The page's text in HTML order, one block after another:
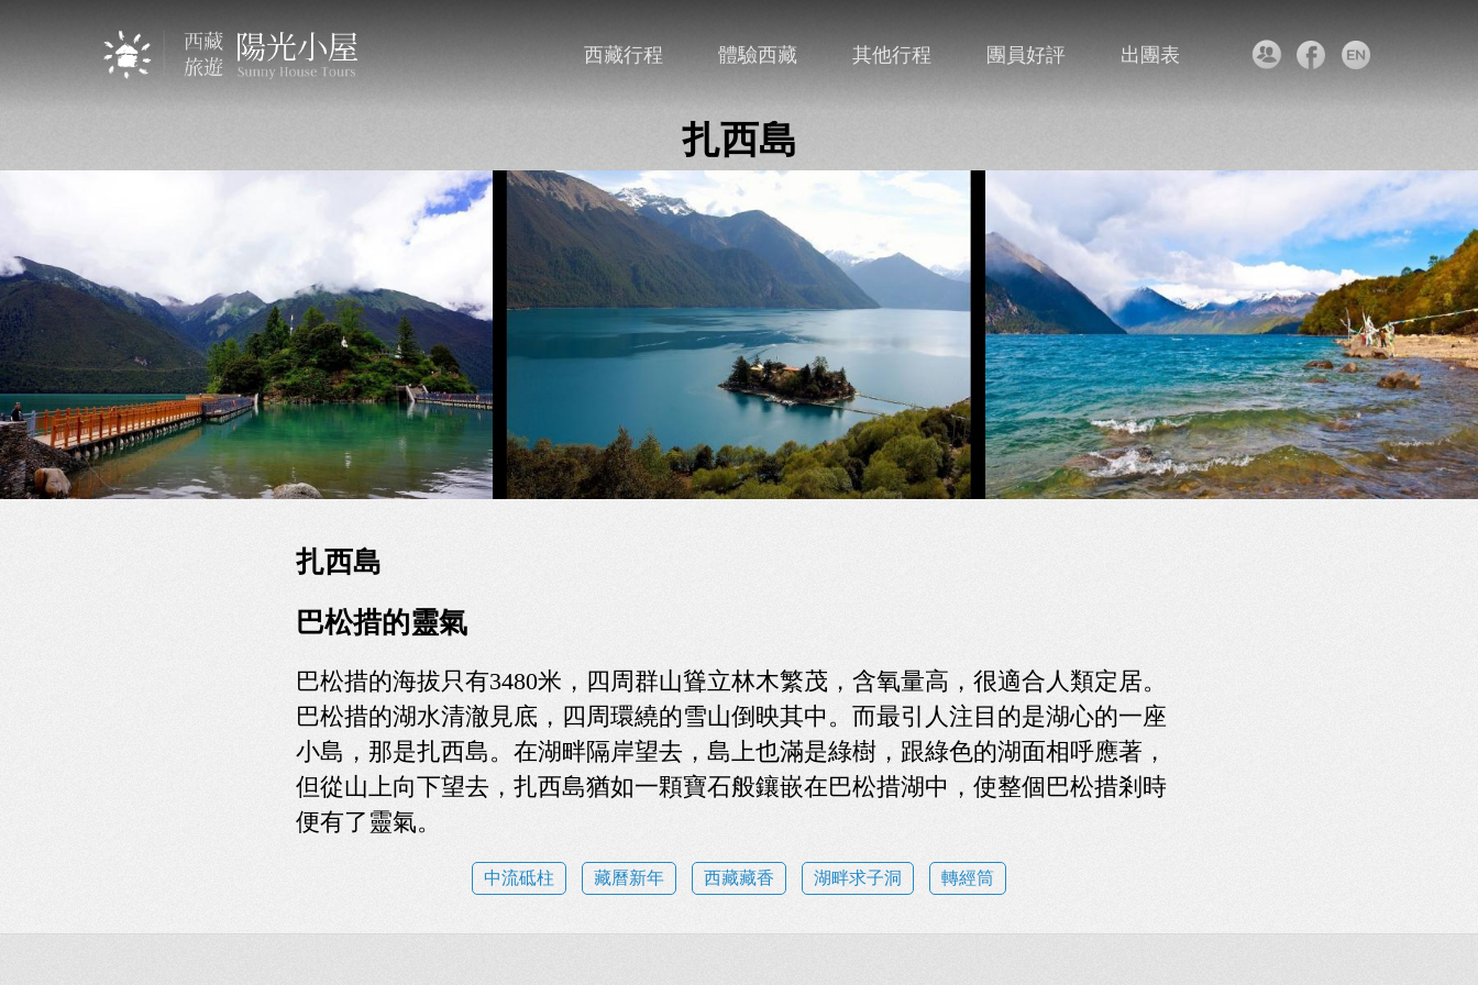
西藏行程 體驗西藏 其他行程 團員好評 出團表
扎西島
扎西島
巴松措的靈氣
巴松措的海拔只有3480米，四周群山聳立林木繁茂，含氧量高，很適合人類定居。
巴松措的湖水清澈見底，四周環繞的雪山倒映其中。而最引人注目的是湖心的一座
小島，那是扎西島。在湖畔隔岸望去，島上也滿是綠樹，跟綠色的湖面相呼應著，
但從山上向下望去，扎西島猶如一顆寶石般鑲嵌在巴松措湖中，使整個巴松措剎時
便有了靈氣。
中流砥柱 藏曆新年 西藏藏香 湖畔求子洞 轉經筒